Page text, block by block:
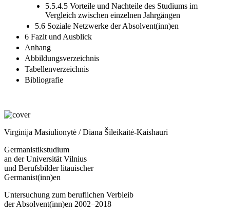
5.5.4.5 Vorteile und Nachteile des Studiums im
Vergleich zwischen einzelnen Jahrgängen
5.6 Soziale Netzwerke der Absolvent(inn)en
6 Fazit und Ausblick
Anhang
Abbildungsverzeichnis
Tabellenverzeichnis
Bibliografie
Virginija Masiulionytė / Diana Šileikaitė-Kaishauri
Germanistikstudium
an der Universität Vilnius
und Berufsbilder litauischer
Germanist(inn)en
Untersuchung zum beruflichen Verbleib
der Absolvent(inn)en 2002–2018